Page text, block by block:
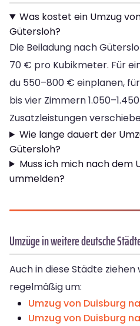
Was kostet ein Umzug
Gütersloh?
Die Beiladung nach
70 € pro Kubikmeter. Für
du 550–800 € einplanen,
bis vier Zimmern
Zusatzleistungen
Wie lange dauert der
Gütersloh?
Muss ich mich nach dem
ummelden?
Umzüge in weitere deutsche
Auch in diese Städte ziehen
regelmäßig um:
Umzug von Duisburg
Umzug von Duisburg